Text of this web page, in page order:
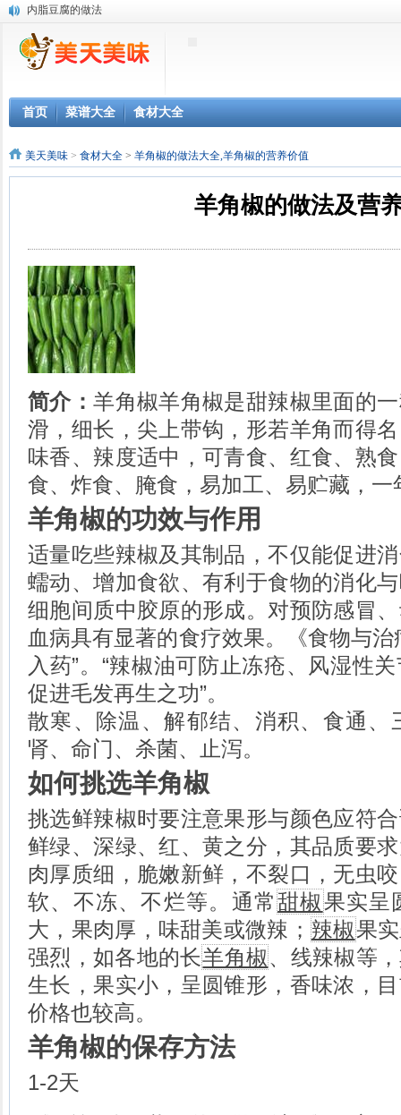
内脂豆腐的做法
小白菜的做法
茼蒿的做法
结球甘蓝的做法
甜菜叶的做法
青萝卜的做法
春笋的做法
甜椒的做法
飞碟瓜的做法
腌笋的做法
冬腌菜的做法
高良姜的做法
鸭肝的做法
鸭肠的做法
猪大肠的做法
猪小肠的做法
午餐肉的做法
猪腱子肉的做法
猪通脊的做法
羊骨的做法
炸羊肉串的做法
越南米皮的做法
藕粉的做法
首页 菜谱大全 食材大全
美天美味 > 食材大全 > 羊角椒的做法大全,羊角椒的营养价值
羊角椒的做法及营
简介：羊角椒羊角椒是甜辣椒里面的
滑，细长，尖上带钩，形若羊角而得
味香、辣度适中，可青食、红食、熟
食、炸食、腌食，易加工、易贮藏，
羊角椒的功效与作用
适量吃些辣椒及其制品，不仅能促进
蠕动、增加食欲、有利于食物的消化
细胞间质中胶原的形成。对预防感冒
血病具有显著的食疗效果。《食物与
入药”。“辣椒油可防止冻疮、风湿性
促进毛发再生之功”。
散寒、除温、解郁结、消积、食通、
肾、命门、杀菌、止泻。
如何挑选羊角椒
挑选鲜辣椒时要注意果形与颜色应符
鲜绿、深绿、红、黄之分，其品质要
肉厚质细，脆嫩新鲜，不裂口，无虫
软、不冻、不烂等。通常甜椒果实呈
大，果肉厚，味甜美或微辣； 辣椒果
强烈，如各地的长羊角椒、线辣椒等
生长，果实小，呈圆锥形，香味浓，
价格也较高。
羊角椒的保存方法
1-2天